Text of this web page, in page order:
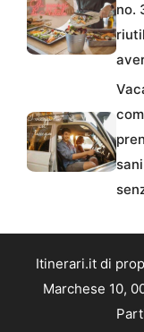
no.
Itinerari.it di
Marchese 10,